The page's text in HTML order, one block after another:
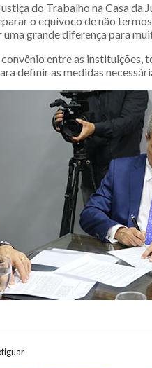
do Trabalho na Casa da
o equívoco de não
grande diferença para
entre as instituições,
definir as medidas